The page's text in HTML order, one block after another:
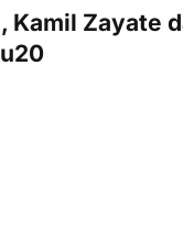
Kamil Zayate